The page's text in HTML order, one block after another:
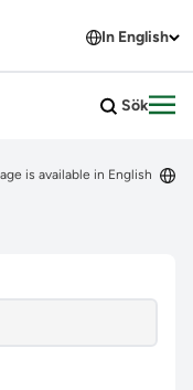
In English
Sök
is available in English